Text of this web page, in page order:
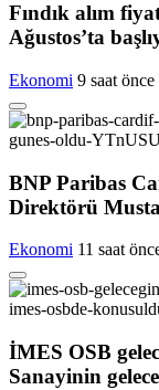
Fındık alım
Ağustos’ta
Ekonomi 9 saat önce
BNP Paribas
Direktörü
Ekonomi 11 saat
İMES OSB
Sanayinin